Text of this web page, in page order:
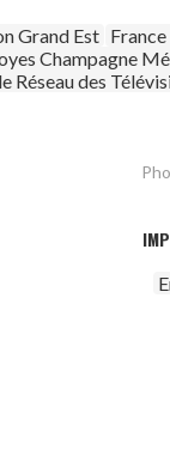
Grand Est
Champagne
le Réseau des